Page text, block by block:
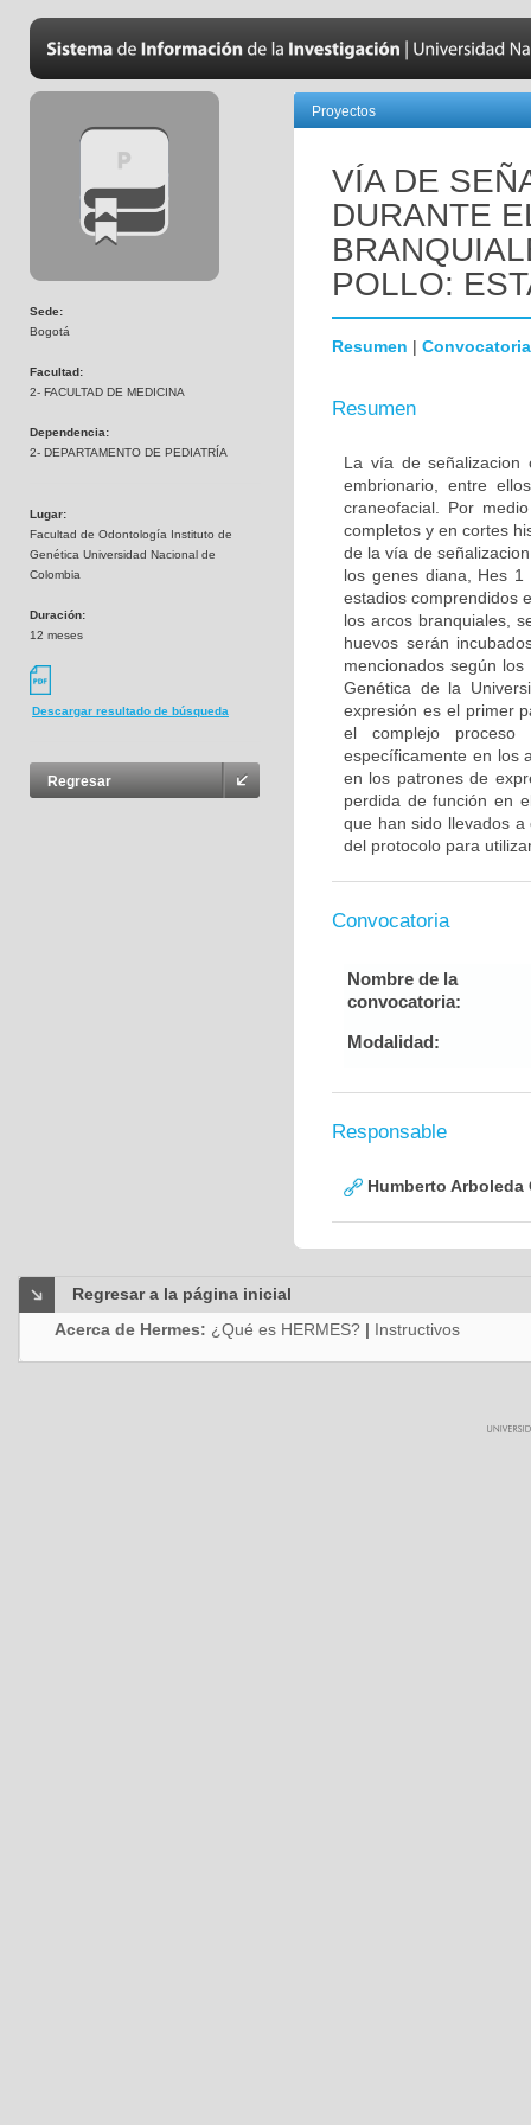
Sede:
Bogotá
Facultad:
2- FACULTAD DE MEDICINA
Dependencia:
2- DEPARTAMENTO DE PEDIATRÍA
Lugar:
Facultad de Odontología Instituto de
Genética Universidad Nacional de
Colombia
Duración:
12 meses
Descargar resultado de búsqueda
Regresar
Proyectos
VÍA DE
DURANTE
POLLO:
Resumen | Convocatoria
Resumen
La vía de señalizacion
embrionario, entre
craneofacial. Por
completos y en cortes
de la vía de
los genes diana, Hes
estadios comprendidos
los arcos branquiales,
huevos serán
mencionados según
Genética de la
expresión es el primer
el complejo proceso
específicamente en los
en los patrones de
perdida de función en
que han sido llevados
del protocolo para
Convocatoria
Nombre de la
convocatoria:
Modalidad:
Responsable
Humberto Arboleda
Regresar a la página inicial
Acerca de Hermes: ¿Qué es HERMES? | Instructivos